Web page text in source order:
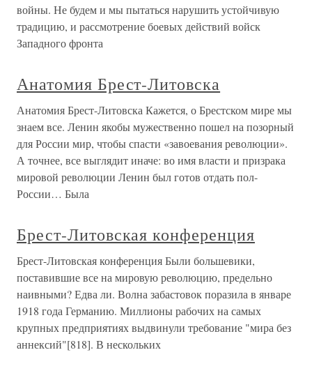
войны. Не будем и мы пытаться нарушить устойчивую
традицию, и рассмотрение боевых действий войск
Западного фронта
Анатомия Брест-Литовска
Анатомия Брест-Литовска Кажется, о Брестском мире мы
знаем все. Ленин якобы мужественно пошел на позорный
для России мир, чтобы спасти «завоевания революции».
А точнее, все выглядит иначе: во имя власти и призрака
мировой революции Ленин был готов отдать пол-
России… Была
Брест-Литовская конференция
Брест-Литовская конференция Были большевики,
поставившие все на мировую революцию, предельно
наивными? Едва ли. Волна забастовок поразила в январе
1918 года Германию. Миллионы рабочих на самых
крупных предприятиях выдвинули требование "мира без
аннексий"[818]. В нескольких